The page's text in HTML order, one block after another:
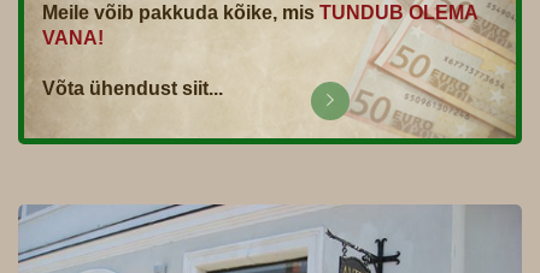
Meile võib pakkuda kõike, mis TUNDUB OLEMA
VANA!
Võta ühendust siit...